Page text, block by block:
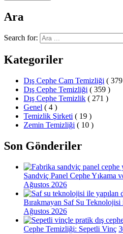
Ara
Search for:
Kategoriler
Dış Cephe Cam Temizliği (
Dış Cephe Temizliği ( 359 )
Dış Cephe Temizlik ( 271 )
Genel ( 4 )
Temizlik Şirketi ( 19 )
Zemin Temizliği ( 10 )
Son Gönderiler
Sandviç Panel Cephe Yıkama
Ağustos 2026
Bırakmayan Saf Su Teknolojisi
Ağustos 2026
Cephe Temizliği: Sepetli Vinç